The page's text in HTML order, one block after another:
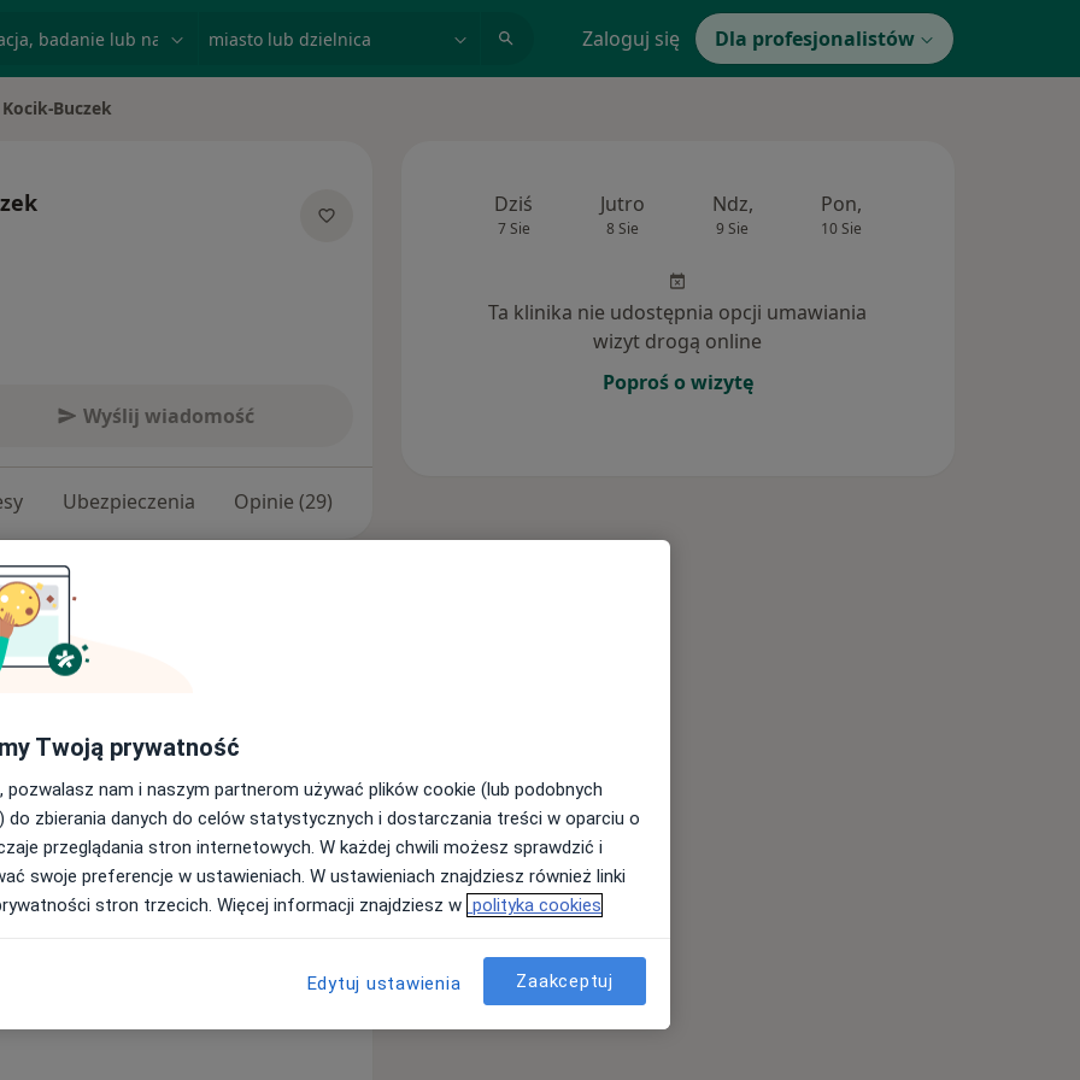
Zaloguj się Dla profesjonalistów
Buczek
Wyślij wiadomość
Ubezpieczenia Opinie (29)
Medycznej w Krakowie.
dzieci.
w leczeniu chorób alergicznych
dla Dzieci i Dorosłych w
z Pacjentami uzupełniam
i uczestnicząc w sympozjach
Astma oskrzelowa
Dziś
7 Sie
Jutro
8 Sie
Ndz,
9 Sie
Pon,
10 Sie
Ta klinika nie udostępnia opcji umawiania
wizyt drogą online
Poproś o wizytę
Twoją prywatność
pozwalasz nam i naszym partnerom używać plików cookie (lub podobnych
do zbierania danych do celów statystycznych i dostarczania treści w oparciu o
przeglądania stron internetowych. W każdej chwili możesz sprawdzić i
swoje preferencje w ustawieniach. W ustawieniach znajdziesz również linki
stron trzecich. Więcej informacji znajdziesz w polityka cookies
Edytuj ustawienia Zaakceptuj